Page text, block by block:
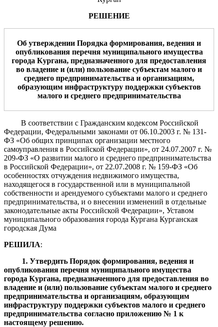
РЕШЕНИЕ
Об утверждении Порядка формирования, ведения и
опубликования перечня муниципального имущества
города Кургана, предназначенного для предоставления
во владение и (или) пользование субъектам малого и
среднего предпринимательства и организациям,
образующим инфраструктуру поддержки субъектов
малого и среднего предпринимательства
В соответствии с Гражданским кодексом Российской
Федерации, Федеральными законами от 06.10.2003 г. № 131-
ФЗ «Об общих принципах организации местного
самоуправления в Российской Федерации», от 24.07.2007 г. №
209-ФЗ «О развитии малого и среднего предпринимательства
в Российской Федерации», от 22.07.2008 г. № 159-ФЗ «Об
особенностях отчуждения недвижимого имущества,
находящегося в государственной или в муниципальной
собственности и арендуемого субъектами малого и среднего
предпринимательства, и о внесении изменений в отдельные
законодательные акты Российской Федерации», Уставом
муниципального образования города Кургана Курганская
городская Дума
РЕШИЛА:
1. Утвердить Порядок формирования, веденияи
опубликования перечня муниципального имущества
города Кургана, предназначенного для предоставления во
владение и (или) пользование субъектам малого и среднего
предпринимательства и организациям, образующим
инфраструктуру поддержки субъектов малого и среднего
предпринимательства согласно приложению № 1 к
настоящему решению.